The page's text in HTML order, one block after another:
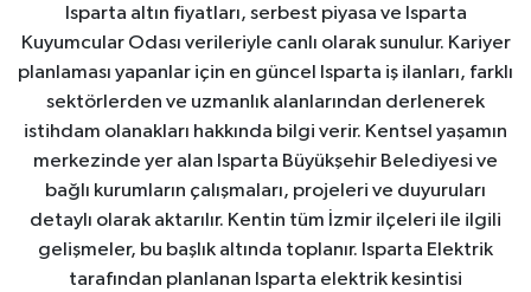
Isparta altın fiyatları, serbest piyasa ve Isparta
Kuyumcular Odası verileriyle canlı olarak sunulur. Kariyer
planlaması yapanlar için en güncel Isparta iş ilanları, farklı
sektörlerden ve uzmanlık alanlarından derlenerek
istihdam olanakları hakkında bilgi verir. Kentsel yaşamın
merkezinde yer alan Isparta Büyükşehir Belediyesi ve
bağlı kurumların çalışmaları, projeleri ve duyuruları
detaylı olarak aktarılır. Kentin tüm İzmir ilçeleri ile ilgili
gelişmeler, bu başlık altında toplanır. Isparta Elektrik
tarafından planlanan Isparta elektrik kesintisi